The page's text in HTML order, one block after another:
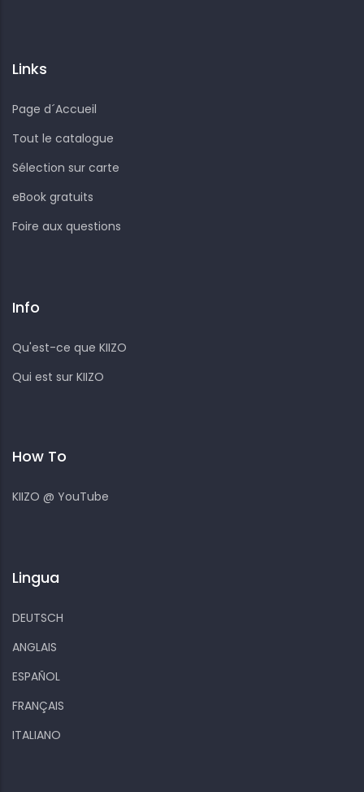
Links
Page d´Accueil
Tout le catalogue
Sélection sur carte
eBook gratuits
Foire aux questions
Info
Qu'est-ce que KIIZO
Qui est sur KIIZO
How To
KIIZO @ YouTube
Lingua
DEUTSCH
ANGLAIS
ESPAÑOL
FRANÇAIS
ITALIANO